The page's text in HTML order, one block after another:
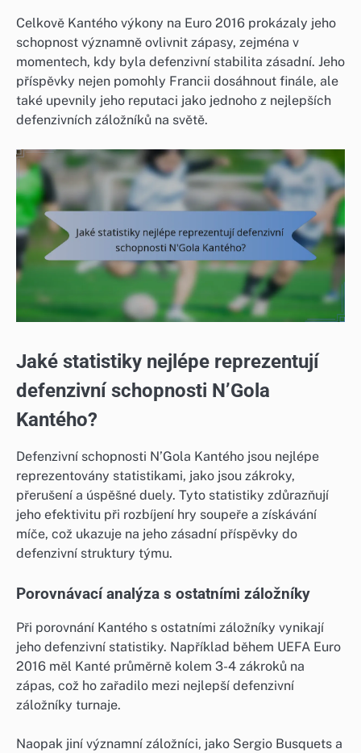
Celkově Kantého výkony na Euro 2016 prokázaly jeho
schopnost významně ovlivnit zápasy, zejména v
momentech, kdy byla defenzivní stabilita zásadní. Jeho
příspěvky nejen pomohly Francii dosáhnout finále, ale
také upevnily jeho reputaci jako jednoho z nejlepších
defenzivních záložníků na světě.
Jaké statistiky nejlépe reprezentují
defenzivní schopnosti N’Gola
Kantého?
Defenzivní schopnosti N’Gola Kantého jsou nejlépe
reprezentovány statistikami, jako jsou zákroky,
přerušení a úspěšné duely. Tyto statistiky zdůrazňují
jeho efektivitu při rozbíjení hry soupeře a získávání
míče, což ukazuje na jeho zásadní příspěvky do
defenzivní struktury týmu.
Porovnávací analýza s ostatními záložníky
Při porovnání Kantého s ostatními záložníky vynikají
jeho defenzivní statistiky. Například během UEFA Euro
2016 měl Kanté průměrně kolem 3-4 zákroků na
zápas, což ho zařadilo mezi nejlepší defenzivní
záložníky turnaje.
Naopak jiní významní záložníci, jako Sergio Busquets a